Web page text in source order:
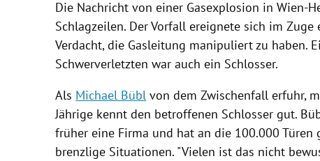
Die Nachricht von einer Gasexplosion inWien-
Schlagzeilen. Der Vorfall ereignete sich im Zuge
Verdacht, die Gasleitung manipuliert zu haben.
Schwerverletzten war auch ein Schlosser.
Als Michael Bübl von dem Zwischenfall erfuhr,
Jährige kennt den betroffenen Schlosser gut.
früher eine Firma und hat an die 100.000
brenzlige Situationen. "Vielen ist das nicht